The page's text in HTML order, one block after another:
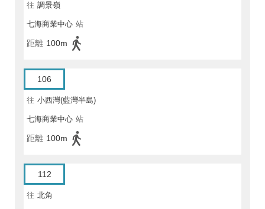
往 調景嶺
七海商業中心 站
距離 100m
106
往 小西灣(藍灣半島)
七海商業中心 站
距離 100m
112
往 北角